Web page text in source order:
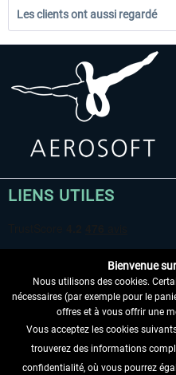
Les clients ont aussi regardé
LIENS UTILES
RENONCER AU CONTRAT ICI
Bienvenue
Nous utilisons des cookies.
nécessaires (par exemple pour le
offres et à vous offrir une
Vous acceptez les cookies
trouverez des informations
confidentialité, où vous pourrez